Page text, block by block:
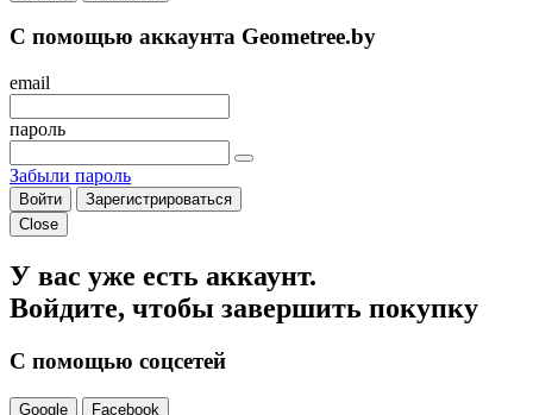
С помощью аккаунта Geometree.by
email
пароль
Забыли пароль
Войти
Зарегистрироваться
Close
У вас уже есть аккаунт.
Войдите, чтобы завершить покупку
С помощью соцсетей
Google Facebook